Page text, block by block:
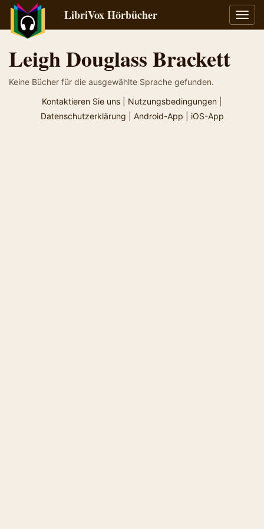
LibriVox Hörbücher
Leigh Douglass Brackett
Keine Bücher für die ausgewählte Sprache gefunden.
Kontaktieren Sie uns
Nutzungsbedingungen
Datenschutzerklärung
Android-App iOS-App